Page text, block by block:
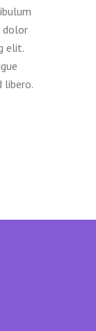
dolor
elit.
libero.